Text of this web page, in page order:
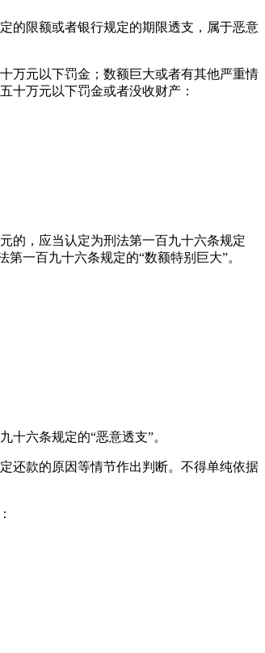
的限额或者银行规定的期限透支，属于恶意
万元以下罚金；数额巨大或者有其他严重情
十万元以下罚金或者没收财产：
的，应当认定为刑法第一百九十六条规定
一百九十六条规定的“数额特别巨大”。
六条规定的“恶意透支”。
还款的原因等情节作出判断。不得单纯依据